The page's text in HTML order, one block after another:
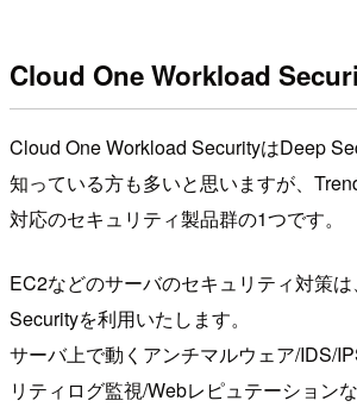
Cloud One Workload
Cloud One Workload SecurityはDeep
知っている方も多いと思いますが、
対応のセキュリティ製品群の1つです。
EC2などのサーバのセキュリティ対策
Securityを利用いたします。
サーバ上で動くアンチマルウェア/IDS/
リティログ監視/Webレピュテーション